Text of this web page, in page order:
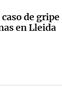
de gripe
en Lleida